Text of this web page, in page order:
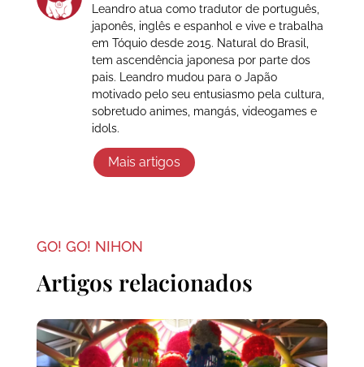
Leandro atua como tradutor de português,
japonês, inglês e espanhol e vive e trabalha
em Tóquio desde 2015. Natural do Brasil,
tem ascendência japonesa por parte dos
pais. Leandro mudou para o Japão
motivado pelo seu entusiasmo pela cultura,
sobretudo animes, mangás, videogames e
idols.
Mais artigos
GO! GO! NIHON
Artigos relacionados